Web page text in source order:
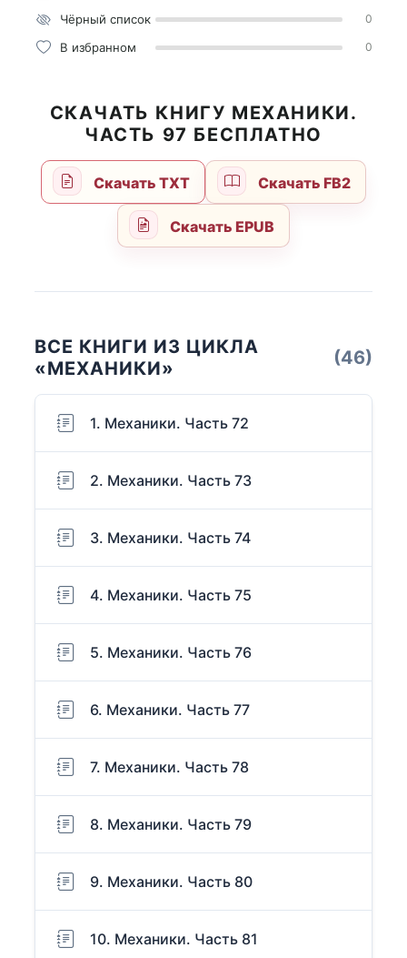
Чёрный список 0
В избранном 0
СКАЧАТЬ КНИГУ МЕХАНИКИ.
ЧАСТЬ 97 БЕСПЛАТНО
Скачать TXT Скачать FB2
Скачать EPUB
ВСЕ КНИГИ ИЗ ЦИКЛА
«МЕХАНИКИ»
(46)
1. Механики. Часть 72
2. Механики. Часть 73
3. Механики. Часть 74
4. Механики. Часть 75
5. Механики. Часть 76
6. Механики. Часть 77
7. Механики. Часть 78
8. Механики. Часть 79
9. Механики. Часть 80
10. Механики. Часть 81